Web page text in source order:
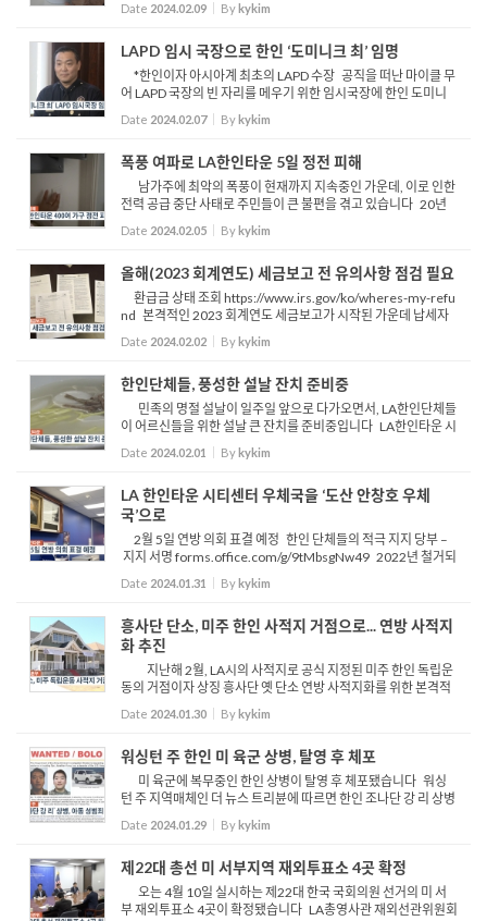
기다립니다 추운 날씨 속에서 추최측이 준비한 떡국 ...
Date 2024.02.09 Bykykim
LAPD 임시 국장으로 한인 ‘도미니크 최’ 임명
*한인이자 아시아계 최초의 LAPD 수장 공직을 떠난 마이클 무
어 LAPD 국장의 빈 자리를 메우기 위한 임시국장에 한인 도미니
크 최 수석 부국장이 임명됐습니다 LAPD 위원회는 7일 만장일치
로 LAPD 임시 국장으로 도미니크 최 부국장을 임명하기로 ...
Date 2024.02.07 Bykykim
폭풍 여파로 LA한인타운 5일 정전 피해
남가주에 최악의 폭풍이 현재까지 지속중인 가운데, 이로 인한
전력 공급 중단 사태로 주민들이 큰 불편을 겪고 있습니다 20년
만에 최대 강수량을 보인 LA는 물론, 오렌지 카운티 수천 가구가
정전을 겪었으며 LADWP 관할 구역인 한인타운 역시 5일 ...
Date 2024.02.05 Bykykim
올해(2023 회계연도) 세금보고 전 유의사항 점검 필요
환급금 상태 조회 https://www.irs.gov/ko/wheres-my-refu
nd 본격적인 2023 회계연도 세금보고가 시작된 가운데 납세자
들이 주의해야 할 사항이 있어 사전 점검이 필요합니다 특히, 사
전 숙지 후 세금 보고 시 표준 공제와 항목별 공제 중 유리한 쪽...
Date 2024.02.02 Bykykim
한인단체들, 풍성한 설날 잔치 준비중
민족의 명절 설날이 일주일 앞으로 다가오면서, LA한인단체들
이 어르신들을 위한 설날 큰 잔치를 준비중입니다 LA한인타운 시
니어센터는 오는 7일 수요일 시니어센터 강당에서 설날 큰 잔치를
열고 참가한 어르신들에게 잔치 음식과 공연을 제공합...
Date 2024.02.01 Bykykim
LA 한인타운 시티센터 우체국을 ‘도산 안창호 우체
국’으로
2월 5일 연방 의회 표결 예정 한인 단체들의 적극 지지 당부 –
지지 서명 forms.office.com/g/9tMbsgNw49 2022년 철거되
면서 간판을 내린 도산 안창호 우체국 부활을 위한 한인 사회의 노
력이 절실합니다 LA한인회와 KYCC는 30일, 도산 안창호 우...
Date 2024.01.31 Bykykim
흥사단 단소, 미주 한인 사적지 거점으로... 연방 사적지
화 추진
지난해 2월, LA시의 사적지로 공식 지정된 미주 한인 독립운
동의 거점이자 상징 흥사단 옛 단소 연방 사적지화를 위한 본격적
인 움직임이 시작됐습니다 이를 위해 국가 보훈부는 30일 LA총
영사관에서 기자간담회를 열고 지난 한인 사회의 관심과...
Date 2024.01.30 Bykykim
워싱턴 주 한인 미 육군 상병, 탈영 후 체포
미 육군에 복무중인 한인 상병이 탈영 후 체포됐습니다 워싱
턴 주 지역매체인 더 뉴스 트리뷴에 따르면 한인 조나단 강 리 상병
은 지난 19일 군법재판에서 64년형의 징역형을 선고 받은 후 탈영
했다가 26일 육군 CID에 체포됐습니다 조사단에 따르...
Date 2024.01.29 Bykykim
제22대 총선 미 서부지역 재외투표소 4곳 확정
오는 4월 10일 실시하는 제22대 한국 국회의원 선거의 미 서
부 재외투표소 4곳이 확정됐습니다 LA총영사관 재외선관위원회